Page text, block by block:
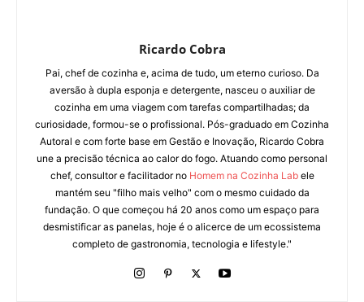
Ricardo Cobra
Pai, chef de cozinha e, acima de tudo, um eterno curioso. Da
aversão à dupla esponja e detergente, nasceu o auxiliar de
cozinha em uma viagem com tarefas compartilhadas; da
curiosidade, formou-se o profissional. Pós-graduado em Cozinha
Autoral e com forte base em Gestão e Inovação, Ricardo Cobra
une a precisão técnica ao calor do fogo. Atuando como personal
chef, consultor e facilitador no Homem na Cozinha Labele
mantém seu "filho mais velho" com o mesmo cuidado da
fundação. O que começou há 20 anos como um espaço para
desmistificar as panelas, hoje é o alicerce de um ecossistema
completo de gastronomia, tecnologia e lifestyle."